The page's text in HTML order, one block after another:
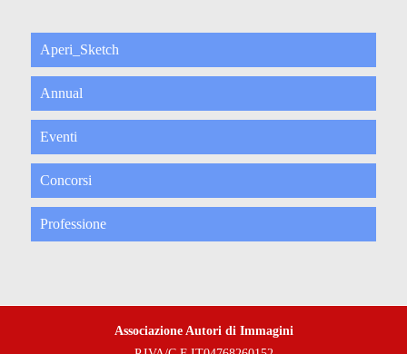
Aperi_Sketch
Annual
Eventi
Concorsi
Professione
Associazione Autori di Immagini